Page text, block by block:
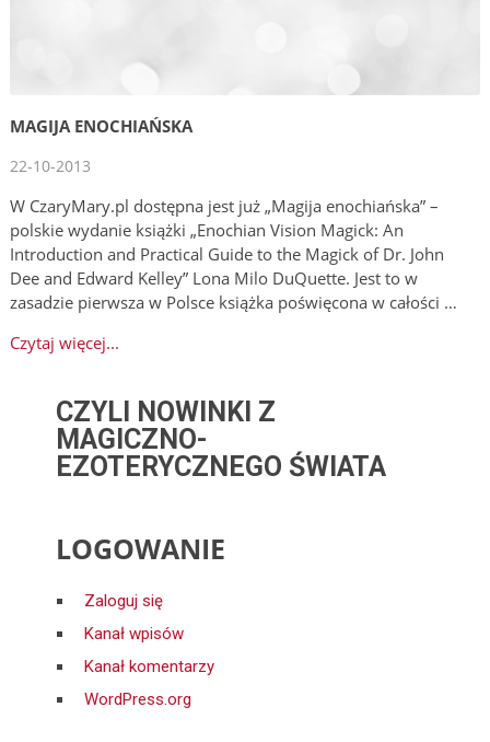
MAGIJA ENOCHIAŃSKA
22-10-2013
W CzaryMary.pl dostępna jest już „Magija enochiańska” –
polskie wydanie książki „Enochian Vision Magick: An
Introduction and Practical Guide to the Magick of Dr. John
Dee and Edward Kelley” Lona Milo DuQuette. Jest to w
zasadzie pierwsza w Polsce książka poświęcona w całości …
Czytaj więcej...
CZYLI NOWINKI Z
MAGICZNO-
EZOTERYCZNEGO ŚWIATA
LOGOWANIE
Zaloguj się
Kanał wpisów
Kanał komentarzy
WordPress.org